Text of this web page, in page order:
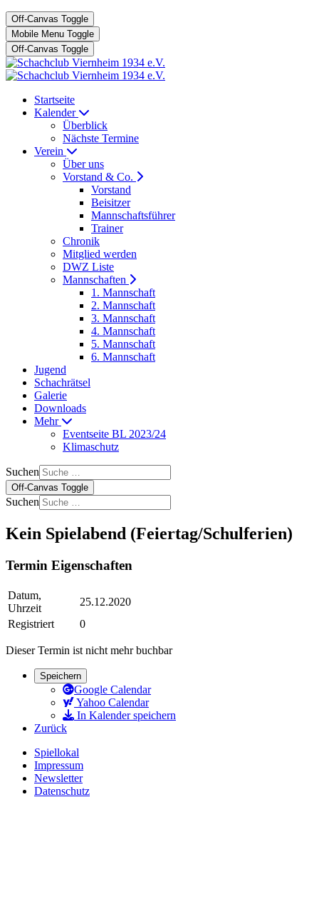
Off-Canvas Toggle
Mobile Menu Toggle
Off-Canvas Toggle
Startseite
Kalender
Überblick
Nächste Termine
Verein
Über uns
Vorstand & Co.
Vorstand
Beisitzer
Mannschaftsführer
Trainer
Chronik
Mitglied werden
DWZ Liste
Mannschaften
1. Mannschaft
2. Mannschaft
3. Mannschaft
4. Mannschaft
5. Mannschaft
6. Mannschaft
Jugend
Schachrätsel
Galerie
Downloads
Mehr
Eventseite BL 2023/24
Klimaschutz
Suchen
Off-Canvas Toggle
Suchen
Kein Spielabend (Feiertag/Schulferien)
Termin Eigenschaften
Datum,
Uhrzeit
25.12.2020
Registriert
0
Dieser Termin ist nicht mehr buchbar
Speichern
Google Calendar
Yahoo Calendar
In Kalender speichern
Zurück
Spiellokal
Impressum
Newsletter
Datenschutz